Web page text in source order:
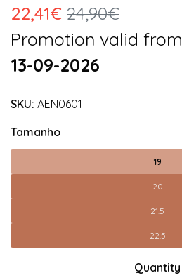
22,41€ 24,90€
Promotion valid from
13-09-2026
SKU: AEN0601
Tamanho
19
20
21.5
22.5
Quantity